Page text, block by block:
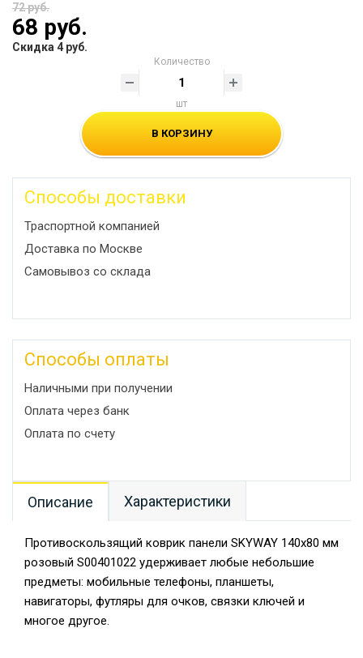
72 руб.
68 руб.
Скидка 4 руб.
Количество
шт
В КОРЗИНУ
Способы доставки
Траспортной компанией
Доставка по Москве
Самовывоз со склада
Способы оплаты
Наличными при получении
Оплата через банк
Оплата по счету
Описание Характеристики
Противоскользящий коврик панели SKYWAY 140х80 мм
розовый S00401022 удерживает любые небольшие
предметы: мобильные телефоны, планшеты,
навигаторы, футляры для очков, связки ключей и
многое другое.